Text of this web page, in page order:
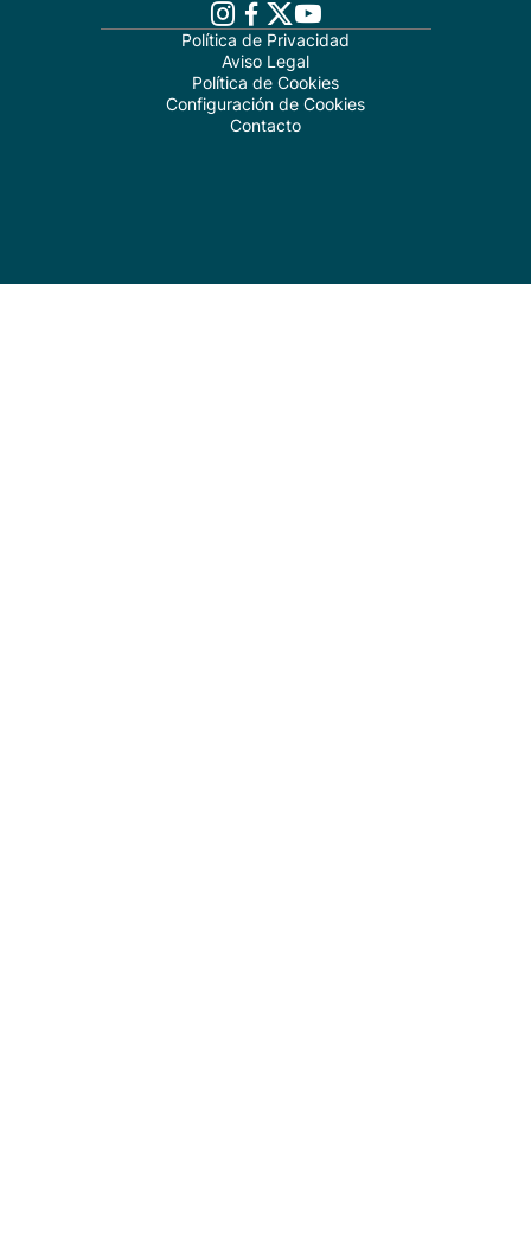
Política de Privacidad
Aviso Legal
Política de Cookies
Configuración de Cookies
Contacto